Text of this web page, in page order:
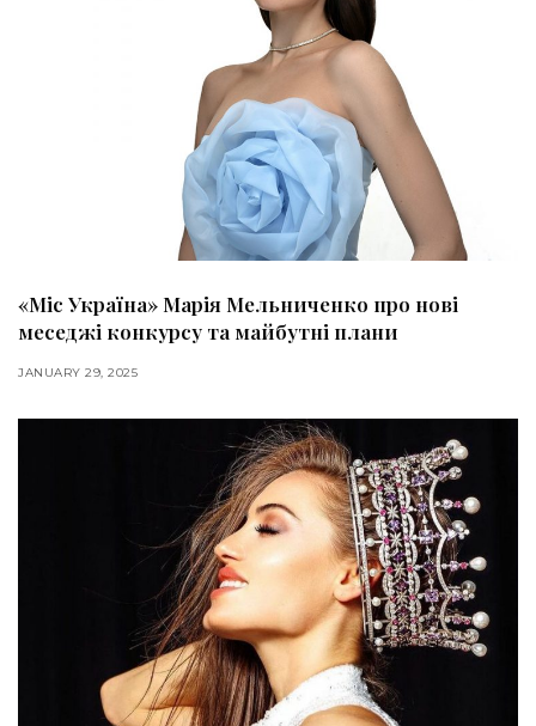
«Міс Україна» Марія Мельниченко про нові
меседжі конкурсу та майбутні плани
JANUARY 29, 2025